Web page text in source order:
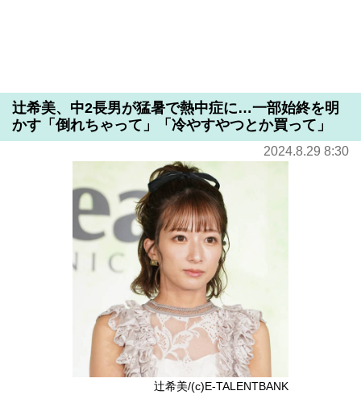
辻希美、中2長男が猛暑で熱中症に…一部始終を明
かす「倒れちゃって」「冷やすやつとか買って」
2024.8.29 8:30
辻希美/(c)E-TALENTBANK